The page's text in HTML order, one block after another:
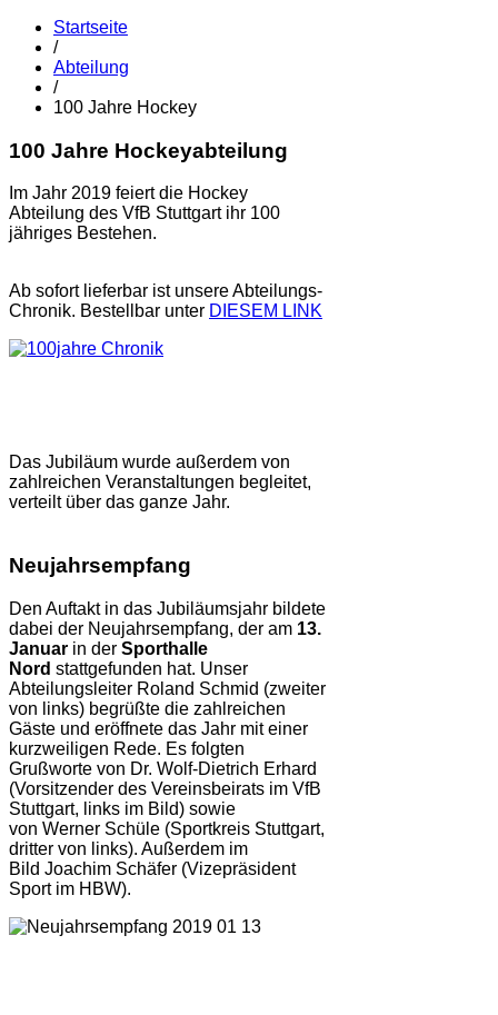
Startseite
/
Abteilung
/
100 Jahre Hockey
100 Jahre Hockeyabteilung
Im Jahr 2019 feiert die Hockey
Abteilung des VfB Stuttgart ihr 100
jähriges Bestehen.
Ab sofort lieferbar ist unsere Abteilungs-
Chronik. Bestellbar unter DIESEM LINK
Das Jubiläum wurde außerdem von
zahlreichen Veranstaltungen begleitet,
verteilt über das ganze Jahr.
Neujahrsempfang
Den Auftakt in das Jubiläumsjahr bildete
dabei der Neujahrsempfang, der am 13.
Januar in der Sporthalle
Nord stattgefunden hat. Unser
Abteilungsleiter Roland Schmid (zweiter
von links) begrüßte die zahlreichen
Gäste und eröffnete das Jahr mit einer
kurzweiligen Rede. Es folgten
Grußworte von Dr. Wolf-Dietrich Erhard
(Vorsitzender des Vereinsbeirats im VfB
Stuttgart, links im Bild) sowie
von Werner Schüle (Sportkreis Stuttgart,
dritter von links). Außerdem im
Bild Joachim Schäfer (Vizepräsident
Sport im HBW).